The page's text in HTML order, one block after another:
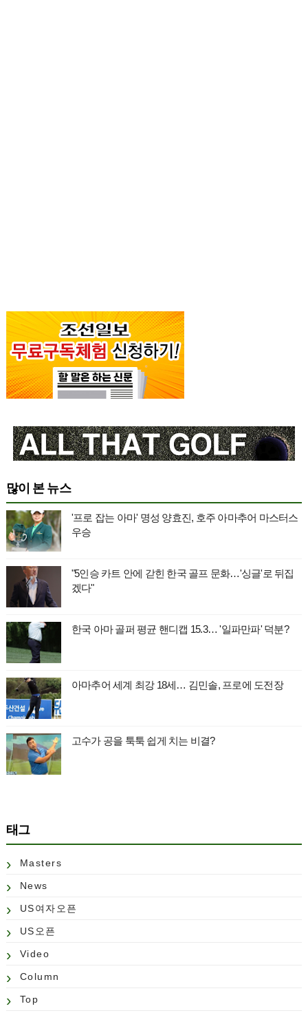
많이 본 뉴스
'프로 잡는 아마' 명성 양효진, 호주 아마추어 마스터스
우승
"5인승 카트 안에 갇힌 한국 골프 문화…'싱글'로 뒤집
겠다"
한국 아마 골퍼 평균 핸디캡 15.3… '일파만파' 덕분?
아마추어 세계 최강 18세… 김민솔, 프로에 도전장
고수가 공을 툭툭 쉽게 치는 비결?
태그
Masters
News
US여자오픈
US오픈
Video
Column
Top